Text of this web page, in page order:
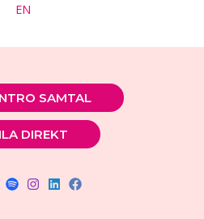
EN
SAMTAL
DIREKT